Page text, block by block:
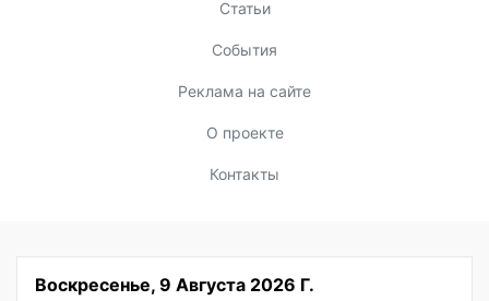
Статьи
События
Реклама на сайте
О проекте
Контакты
Воскресенье, 9 Августа 2026 Г.